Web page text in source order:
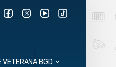
VETERANA BGD